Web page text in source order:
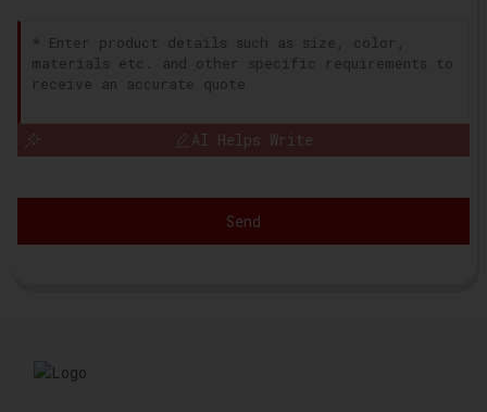
AI Helps Write
Send